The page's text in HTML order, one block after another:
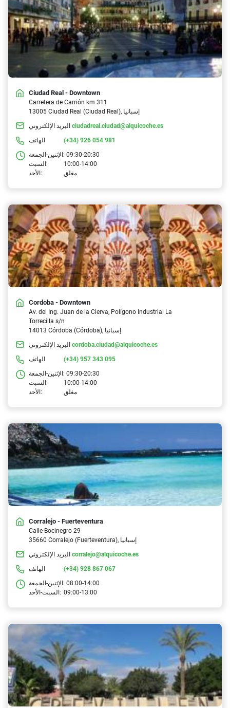
Ciudad Real - Downtown
Carretera de Carrión km 311
13005 Ciudad Real (Ciudad Real), إسبانيا
البريد الإلكتروني ciudadreal.ciudad@alquicoche.es
الهاتف
(+34) 926 054 981
الإثنين-الجمعة: 09:30-20:30
السبت:
10:00-14:00
الأحد:
مغلق
Cordoba - Downtown
Av. del Ing. Juan de la Cierva, Polígono Industrial La
Torrecilla s/n
14013 Córdoba (Córdoba), إسبانيا
البريد الإلكتروني cordoba.ciudad@alquicoche.es
الهاتف
(+34) 957 343 095
الإثنين-الجمعة: 09:30-20:30
السبت:
10:00-14:00
الأحد:
مغلق
Corralejo - Fuerteventura
Calle Bocinegro 29
35660 Corralejo (Fuerteventura), إسبانيا
البريد الإلكتروني corralejo@alquicoche.es
الهاتف
(+34) 928 867 067
الإثنين-الجمعة: 08:00-14:00
السبت-الأحد: 09:00-13:00